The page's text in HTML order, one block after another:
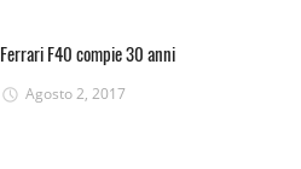
Ferrari F40 compie 30 anni
Agosto 2, 2017